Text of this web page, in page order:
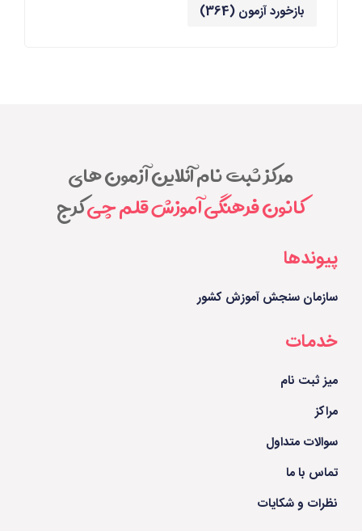
بازخورد آزمون(364)
مرکز ثبت نام آنلاین آزمون های
کانون فرهنگی آموزش قلم چیکرج
پیوندها
سازمان سنجش آموزش کشور
خدمات
میز ثبت نام
سوالات متداول
تماس با ما
نظرات و شکایات